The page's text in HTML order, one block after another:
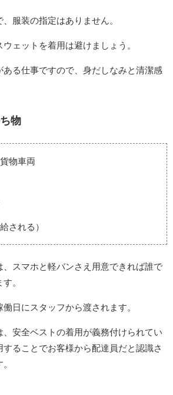
服装の指定はありません。
ェットを着用は避けましょう。
ある仕事ですので、身だしなみと清潔感
物
物車両
される）
、スマホと軽バンさえ用意できれば誰で
。
日にスタッフから渡されます。
、安全ベストの着用が義務付けられてい
することでお客様から配達員だと認識さ